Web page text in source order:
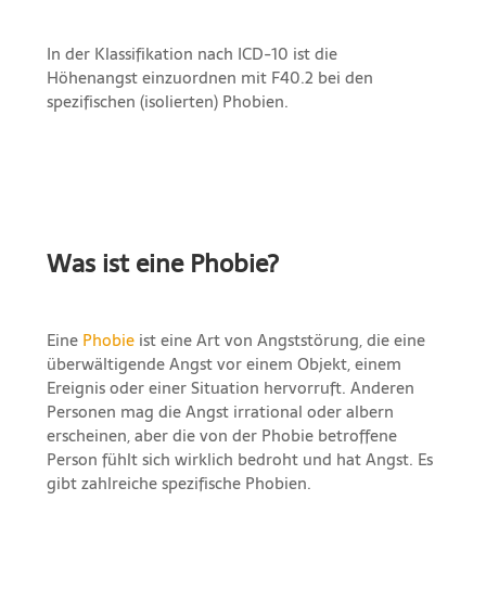
In der Klassifikation nach ICD-10 ist die
Höhenangst einzuordnen mit F40.2 bei den
spezifischen (isolierten) Phobien.
Was ist eine Phobie?
Eine Phobieist eine Art von Angststörung, die eine
überwältigende Angst vor einem Objekt, einem
Ereignis oder einer Situation hervorruft. Anderen
Personen mag die Angst irrational oder albern
erscheinen, aber die von der Phobie betroffene
Person fühlt sich wirklich bedroht und hat Angst. Es
gibt zahlreiche spezifische Phobien.